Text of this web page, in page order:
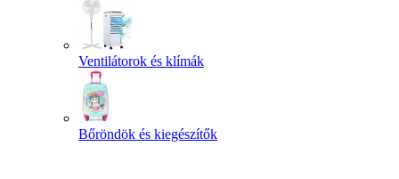
Ventilátorok és klímák
Bőröndök és kiegészítők